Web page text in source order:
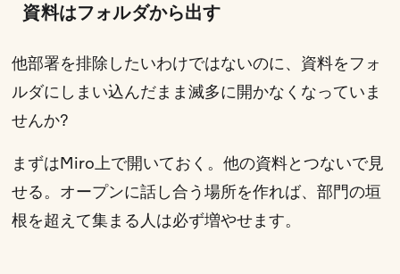
資料はフォルダから出す
他部署を排除したいわけではないのに、資料をフォ
ルダにしまい込んだまま滅多に開かなくなっていま
せんか?
まずはMiro上で開いておく。他の資料とつないで見
せる。オープンに話し合う場所を作れば、部門の垣
根を超えて集まる人は必ず増やせます。